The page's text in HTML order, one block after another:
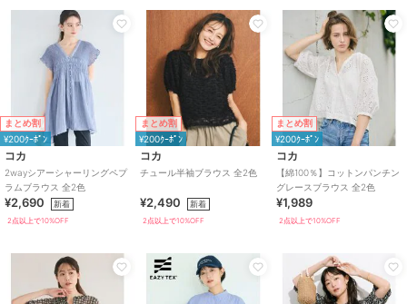
まとめ割
¥200ｸｰﾎﾟﾝ
コカ
2wayシアーシャーリングペプ
ラムブラウス 全2色
¥2,690 新着
2点以上で10%OFF
まとめ割
¥200ｸｰﾎﾟﾝ
コカ
チュール半袖ブラウス 全2色
¥2,490 新着
2点以上で10%OFF
まとめ割
¥200ｸｰﾎﾟﾝ
コカ
【綿100％】コットンパンチン
グレースブラウス 全2色
¥1,989
2点以上で10%OFF